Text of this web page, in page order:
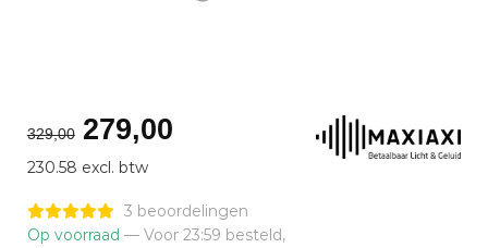
329,00 Oorspronkelijke
prijs
was:
€329,00.
279,00Huidige
€279,00.
230.58 excl. btw
3 beoordelingen
Op voorraad — Voor 23:59 besteld,